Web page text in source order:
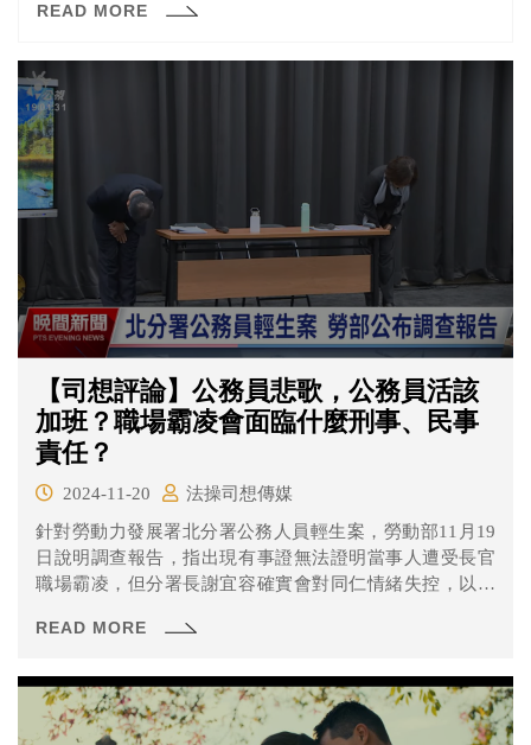
幹X娘」，並搶走劉男直播器材挨告。檢方依憲法法庭判決
則於偵查中身亡，同樣不起訴處分。
READ MORE
【司想評論】公務員悲歌，公務員活該
加班？職場霸凌會面臨什麼刑事、民事
責任？
2024-11-20
法操司想傳媒
針對勞動力發展署北分署公務人員輕生案，勞動部11月19
日說明調查報告，指出現有事證無法證明當事人遭受長官
職場霸凌，但分署長謝宜容確實會對同仁情緒失控，以及
容情緒控管不當，涉職場霸凌情節重大，除了即日起調離
處理。
READ MORE